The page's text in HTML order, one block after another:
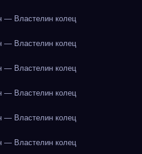
— Властелин колец
— Властелин колец
— Властелин колец
— Властелин колец
— Властелин колец
— Властелин колец